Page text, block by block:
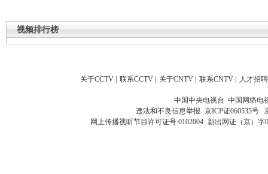
视频排行榜
关于CCTV | 联系CCTV | 关于CNTV | 联系CNTV | 人才招聘
中国中央电视台 中国网络电
违法和不良信息举报 京ICP证060535号
网上传播视听节目许可证号 0102004 新出网证（京）